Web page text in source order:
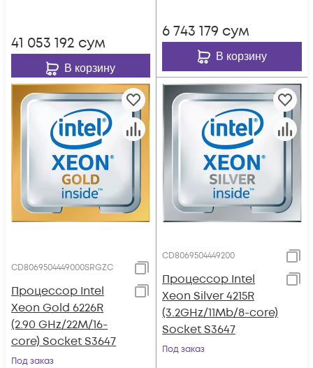
41 053 192 сум
В корзину
6 743 179 сум
В корзину
CD8069504449000SRGZC
Процессор Intel
Xeon Gold 6226R
(2.90 GHz/22M/16-
core) Socket S3647
Под заказ
CD8069504449200
Процессор Intel
Xeon Silver 4215R
(3.2GHz/11Mb/8-core)
Socket S3647
Под заказ